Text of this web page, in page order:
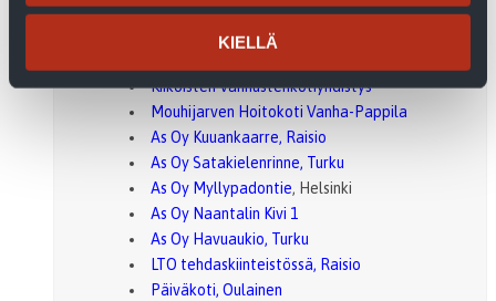
KIELLÄ
As Oy Kuikluoto, Turku
Jaaninalue, Turku
Kiikoisten Vanhustenkotiyhdistys
Mouhijarven Hoitokoti Vanha-Pappila
As Oy Kuuankaarre, Raisio
As Oy Satakielenrinne, Turku
As Oy Myllypadontie, Helsinki
As Oy Naantalin Kivi 1
As Oy Havuaukio, Turku
LTO tehdaskiinteistössä, Raisio
Päiväkoti, Oulainen